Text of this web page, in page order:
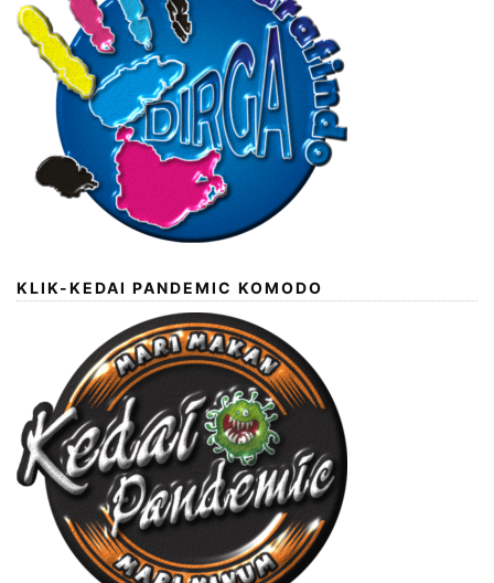
KLIK-KEDAI PANDEMIC KOMODO